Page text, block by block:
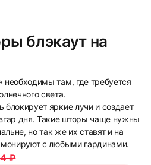
38
блэкаут на
необходимы там, где требуется
света.
блокирует яркие лучи и создает
дня. Такие шторы чаще нужны
но так же их ставят и на
с любыми гардинами.
₽